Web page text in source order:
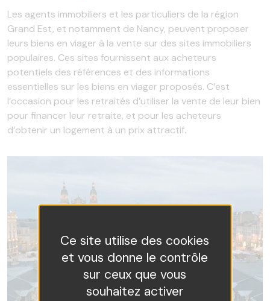
Les agents immobiliers et les particuliers de la région
Grand Est, et notamment de Nancy, peuvent proposer
leurs biens en viager à la vente sur des sites immobiliers
populaires. Ces sites fournissent aux acheteurs
potentiels des références et des informations
essentielles sur les biens en viager proposés. C’est
l’occasion pour les retraités d’utiliser la vente de leur bien
pour financer leur retraite, et pour les acheteurs
d’obtenir un logement à un prix attractif.
Ce site utilise des cookies
et vous donne le contrôle
sur ceux que vous
souhaitez activer